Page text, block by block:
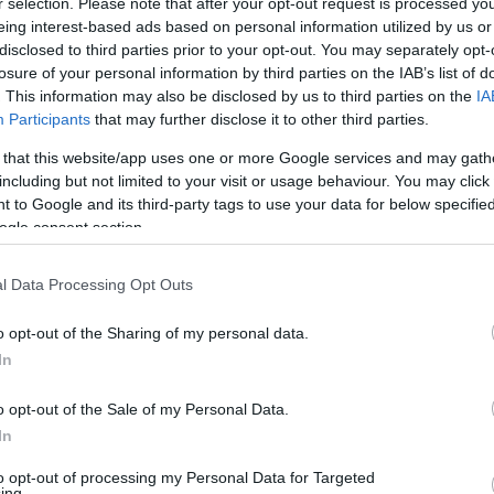
interest-based ads based on personal information utilized by us
to third parties prior to your opt-out. You may separately
of your personal information by third parties on the IAB’s list of
This information may also be disclosed by us to third parties on the
Participants that may further disclose it to other third parties.
that this website/app uses one or more Google services and may
but not limited to your visit or usage behaviour. You may
to Google and its third-party tags to use your data for below
consent section.
Data Processing Opt Outs
opt-out of the Sharing of my personal data.
opt-out of the Sale of my Personal Data.
opt-out of processing my Personal Data for Targeted
Visualizza proposte di
Politiche dei prezzi online
Caratteristiche Prodotto